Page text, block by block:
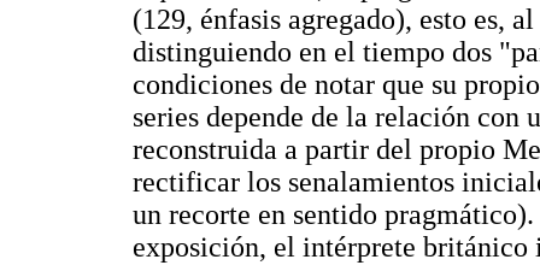
(129, énfasis agregado), esto es,
distinguiendo en el tiempo dos
condiciones de notar que su
series depende de la relación con
reconstruida a partir del propio
rectificar los senalamientos
un recorte en sentido
exposición, el intérprete británico